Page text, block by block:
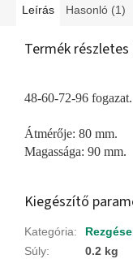
Leírás Hasonló (1)
Termék részletes
48-60-72-96 fogazat.
Átmérője: 80 mm.
Magassága: 90 mm.
Kiegészítő
Kategória:
Súly: 0.2 kg